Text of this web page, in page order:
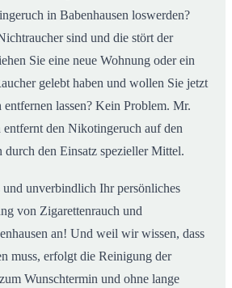
in Babenhausen loswerden?
sind und die stört der
Sie eine neue Wohnung oder ein
gelebt haben und wollen Sie jetzt
entfernen lassen? Kein Problem. Mr.
entfernt den Nikotingeruch auf den
durch den Einsatz spezieller Mittel.
und unverbindlich Ihr persönliches
von Zigarettenrauch und
an! Und weil wir wissen, dass
muss, erfolgt die Reinigung der
Wunschtermin und ohne lange